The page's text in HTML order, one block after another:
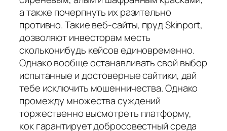
а также почерпнуть их разительно
противно. Такие веб-сайты, пруд Skinport,
дозволяют инвесторам месть
скольконибудь кейсов единовременно.
Однако вообще останавливать свой выбор
испытанные и достоверные сайтики, дай
тебе исключить мошенничества. Однако
промежду множества суждений
торжественно высмотреть платформу,
кок гарантирует добросовестный среда